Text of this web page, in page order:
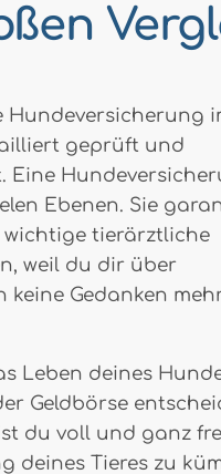
Hundeversicherung
geprüft und
Eine
Ebenen. Sie
wichtige tierärztliche
weil du dir über
keine Gedanken
Leben deines
Geldbörse
du voll und ganz
deines Tieres zu